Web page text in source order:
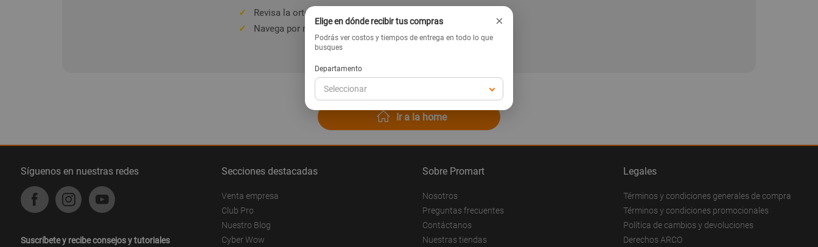
✓
Revisa la ortografía de la palabra.
✓
Navega por nuestras categorías en el menú.
Ir a la home
Síguenos en nuestras redes
Suscríbete y recibe consejos y tutoriales
Secciones destacadas
Venta empresa
Club Pro
Nuestro Blog
Cyber Wow
Sobre Promart
Nosotros
Preguntas frecuentes
Contáctanos
Nuestras tiendas
Legales
Términos y condiciones generales de compra
Términos y condiciones promocionales
Política de cambios y devoluciones
Derechos ARCO
Elige en dónde recibir tus compras ×
Podrás ver costos y tiempos de entrega en todo lo que
busques
Departamento
Seleccionar